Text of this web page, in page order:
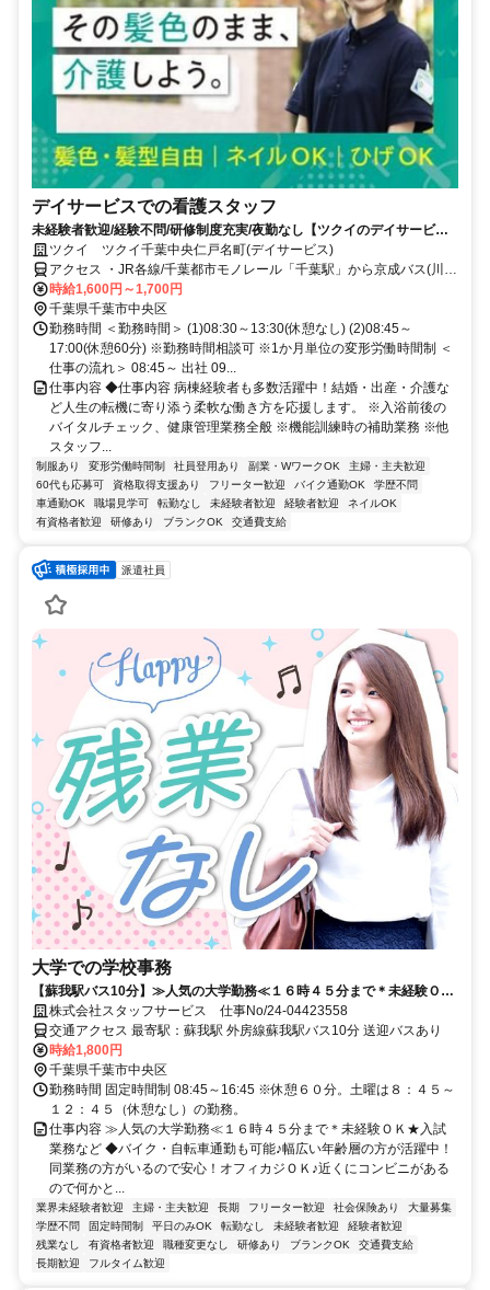
デイサービスでの看護スタッフ
未経験者歓迎/経験不問/研修制度充実/夜勤なし【ツクイのデイサービス/
看護スタッフ求人】
ツクイ ツクイ千葉中央仁戸名町(デイサービス)
アクセス ・JR各線/千葉都市モノレール「千葉駅」から京成バス(川戸
都苑行)乗車、「仁戸名小学校入口」下車徒歩約1分
時給1,600円～1,700円
千葉県千葉市中央区
勤務時間 ＜勤務時間＞ (1)08:30～13:30(休憩なし) (2)08:45～
17:00(休憩60分) ※勤務時間相談可 ※1か月単位の変形労働時間制 ＜
仕事の流れ＞ 08:45～ 出社 09...
仕事内容 ◆仕事内容 病棟経験者も多数活躍中！結婚・出産・介護な
ど人生の転機に寄り添う柔軟な働き方を応援します。 ※入浴前後の
バイタルチェック、健康管理業務全般 ※機能訓練時の補助業務 ※他
スタッフ...
制服あり 変形労働時間制 社員登用あり 副業・WワークOK
主婦・主夫歓迎
60代も応募可
資格取得支援あり フリーター歓迎 バイク通勤OK
学歴不問
車通勤OK
職場見学可 転勤なし 未経験者歓迎 経験者歓迎
ネイルOK
有資格者歓迎
研修あり ブランクOK 交通費支給
派遣社員
大学での学校事務
【蘇我駅バス10分】≫人気の大学勤務≪１６時４５分まで＊未経験ＯＫ
★入試業務など
株式会社スタッフサービス 仕事No/24-04423558
交通アクセス 最寄駅：蘇我駅 外房線蘇我駅バス10分 送迎バスあり
時給1,800円
千葉県千葉市中央区
勤務時間 固定時間制 08:45～16:45 ※休憩６０分。土曜は８：４５～
１２：４５（休憩なし）の勤務。
仕事内容 ≫人気の大学勤務≪１６時４５分まで＊未経験ＯＫ★入試
業務など ◆バイク・自転車通勤も可能♪幅広い年齢層の方が活躍中！
同業務の方がいるので安心！オフィカジＯＫ♪近くにコンビニがある
ので何かと...
業界未経験者歓迎 主婦・主夫歓迎 長期 フリーター歓迎 社会保険あり
大量募集
学歴不問
固定時間制 平日のみOK 転勤なし 未経験者歓迎
経験者歓迎
残業なし
有資格者歓迎 職種変更なし 研修あり ブランクOK
交通費支給
長期歓迎
フルタイム歓迎